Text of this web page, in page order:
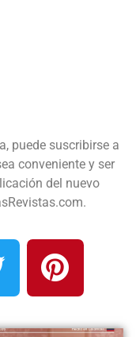
puede suscribirse a
conveniente y ser
del nuevo